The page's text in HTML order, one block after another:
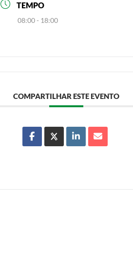
TEMPO
08:00 - 18:00
COMPARTILHAR ESTE EVENTO